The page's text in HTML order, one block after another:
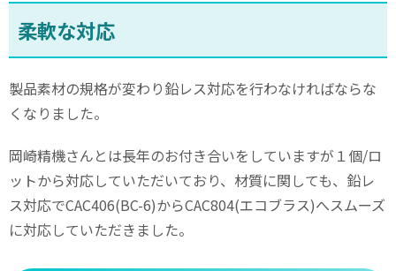
柔軟な対応
製品素材の規格が変わり鉛レス対応を行わなければならな
くなりました。
岡崎精機さんとは長年のお付き合いをしていますが１個/ロ
ットから対応していただいており、 材質に関しても、鉛レ
ス対応でCAC406(BC-6)からCAC804(エコブラス)へスムーズ
に対応していただきました。